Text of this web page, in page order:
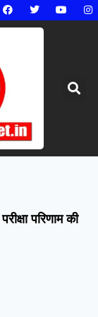
परिणाम की